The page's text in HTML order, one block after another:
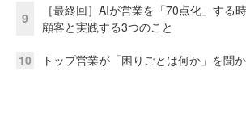
9
［最終回］AIが営業を「70点化」する
顧客と実践する3つのこと
10 トップ営業が「困りごとは何か」を聞